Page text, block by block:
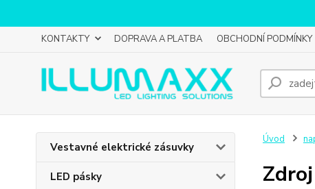
KONTAKTY DOPRAVA A PLATBA OBCHODNÍ PODMÍNKY
Vestavné elektrické zásuvky
LED pásky
Úvod